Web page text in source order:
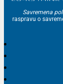
Savremena
raspravu o